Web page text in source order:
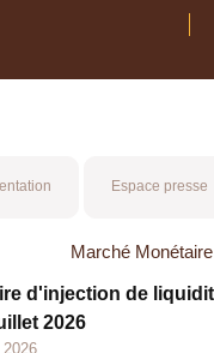
Espace presse
Marché Monétaire
d'injection de
2026